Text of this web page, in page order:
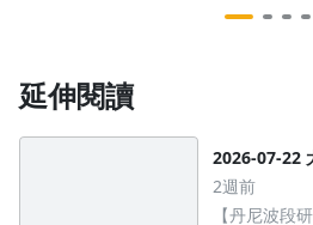
延伸閱讀
2026-07-22
2週前
【丹尼波
去逛逛